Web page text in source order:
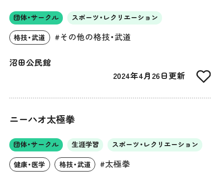
団体・サークル スポーツ・レクリエーション
格技・武道 #その他の格技・武道
沼田公民館
2024年4月26日更新
ニーハオ太極拳
団体・サークル 生涯学習 スポーツ・レクリエーション
健康・医学 格技・武道 #太極拳